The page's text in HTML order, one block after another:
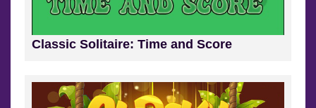
Classic Solitaire: Time and Score